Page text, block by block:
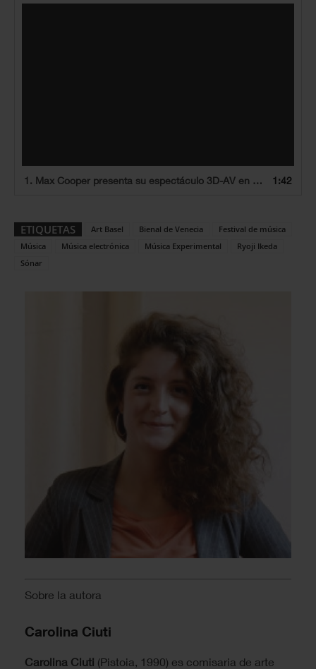
1. Max Cooper presenta su espectáculo 3D-AV en Sónar Barcelona 2023. 1:42
ETIQUETAS Art Basel Bienal de Venecia
Festival de música
Música
Música electrónica Música Experimental
Ryoji Ikeda
Sónar
Sobre la autora
Carolina Ciuti
Carolina Ciuti (Pistoia, 1990) es comisaria de arte